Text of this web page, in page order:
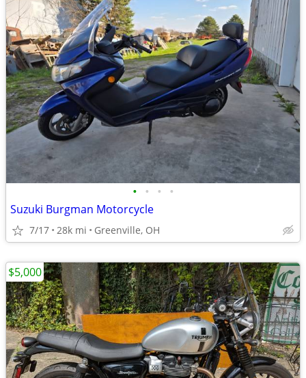
• • • •
Suzuki Burgman Motorcycle
7/17 28k mi Greenville, OH
$5,000